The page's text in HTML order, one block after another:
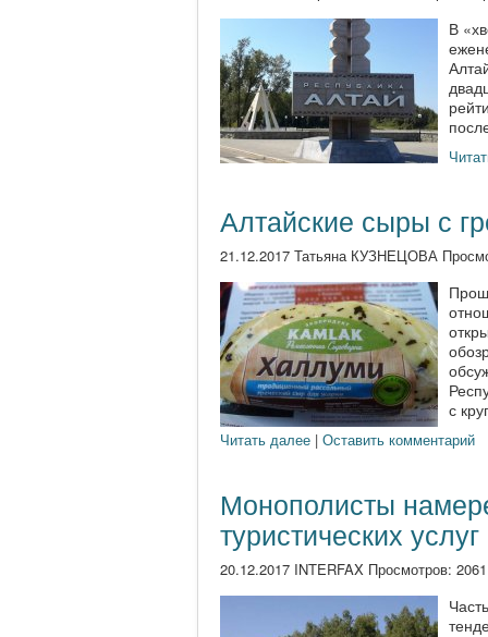
В
Алтайские сыры с
21.12.2017 Татьяна КУЗНЕЦОВА
с
Читать далее | Оставить комментарий
Монополисты
туристических услуг
20.12.2017 INTERFAX Просмотров: